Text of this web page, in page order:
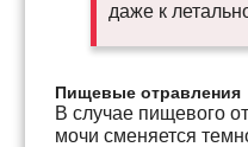
даже к
Пищевые отравления
В случае пищевого
мочи сменяется